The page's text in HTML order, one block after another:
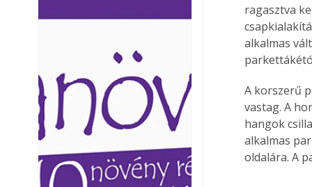
Ezermester
Laptapir kényelmes
mert: – t
ragasztva
alkalmas
A korszerű
vastag. A
hangok
alkalmas
oldalára. A